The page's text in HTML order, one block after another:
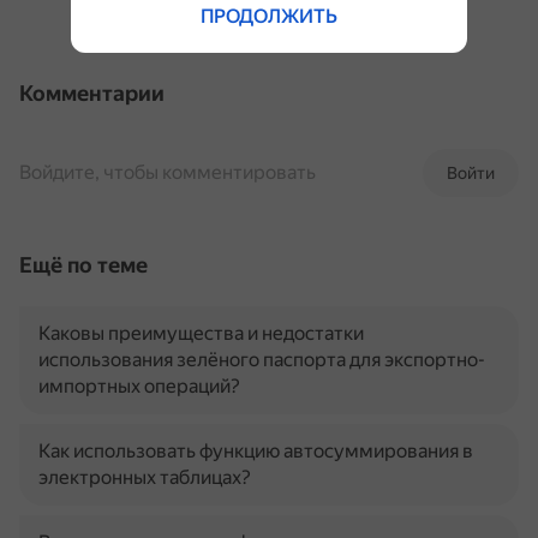
Комментарии
Войти
Войдите, чтобы комментировать
Ещё по теме
Каковы преимущества и недостатки
использования зелёного паспорта для экспортно-
импортных операций?
Как использовать функцию автосуммирования в
электронных таблицах?
ПРОДОЛЖИТЬ